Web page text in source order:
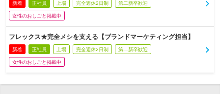
新着 正社員 上場 完全週休2日制 第二新卒歓迎
女性のおしごと掲載中
フレックス★完全メシを支える【ブランドマーケティング担当】
新着 正社員 上場 完全週休2日制 第二新卒歓迎
女性のおしごと掲載中